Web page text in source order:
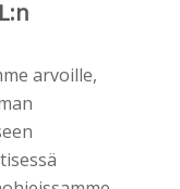
arvoille,